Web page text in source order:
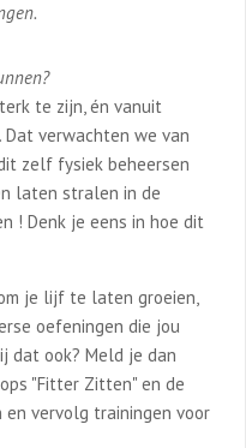
te zijn, én vanuit
verwachten we van
zelf fysiek beheersen
laten stralen in de
! Denk je eens in hoe dit
je lijf te laten groeien,
oefeningen die jou
dat ook? Meld je dan
"Fitter Zitten" en de
vervolg trainingen voor